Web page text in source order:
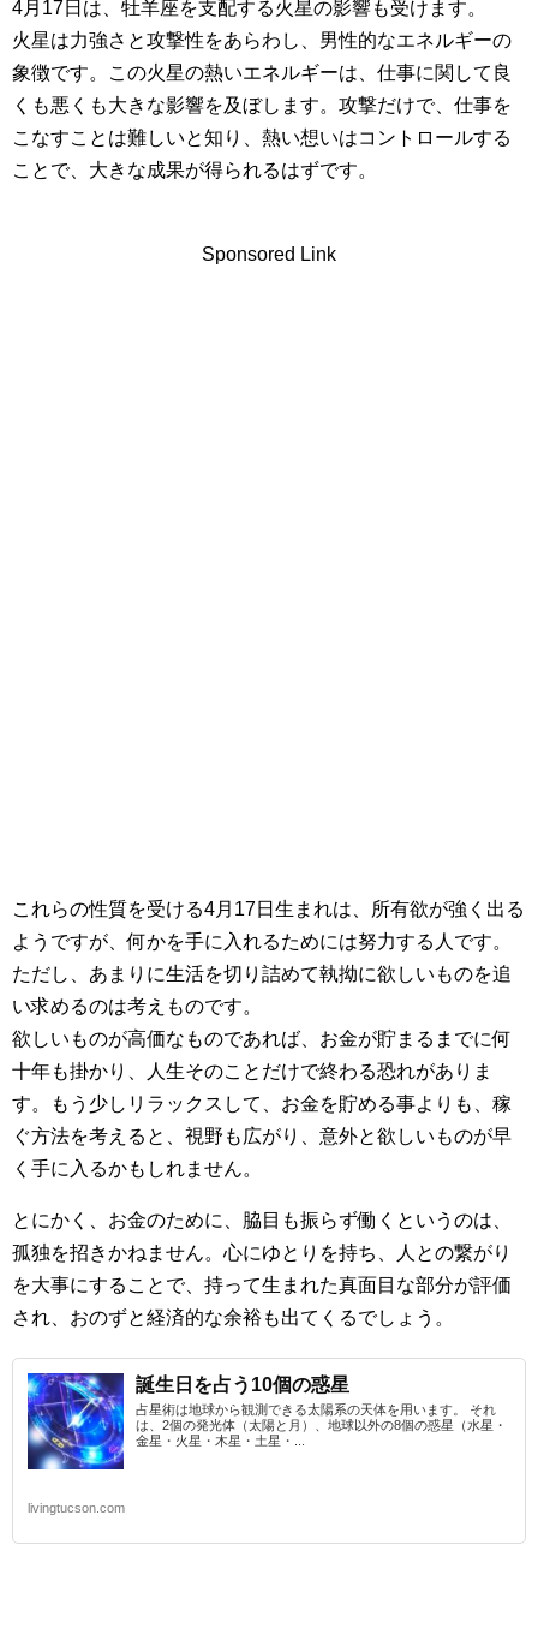
4月17日は、牡羊座を支配する火星の影響も受けます。
火星は力強さと攻撃性をあらわし、男性的なエネルギーの
象徴です。この火星の熱いエネルギーは、仕事に関して良
くも悪くも大きな影響を及ぼします。攻撃だけで、仕事を
こなすことは難しいと知り、熱い想いはコントロールする
ことで、大きな成果が得られるはずです。
Sponsored Link
これらの性質を受ける4月17日生まれは、所有欲が強く出る
ようですが、何かを手に入れるためには努力する人です。
ただし、あまりに生活を切り詰めて執拗に欲しいものを追
い求めるのは考えものです。
欲しいものが高価なものであれば、お金が貯まるまでに何
十年も掛かり、人生そのことだけで終わる恐れがありま
す。もう少しリラックスして、お金を貯める事よりも、稼
ぐ方法を考えると、視野も広がり、意外と欲しいものが早
く手に入るかもしれません。
とにかく、お金のために、脇目も振らず働くというのは、
孤独を招きかねません。心にゆとりを持ち、人との繋がり
を大事にすることで、持って生まれた真面目な部分が評価
され、おのずと経済的な余裕も出てくるでしょう。
誕生日を占う10個の惑星
占星術は地球から観測できる太陽系の天体を用います。 それ
は、2個の発光体（太陽と月）、地球以外の8個の惑星（水星・
金星・火星・木星・土星・...
livingtucson.com